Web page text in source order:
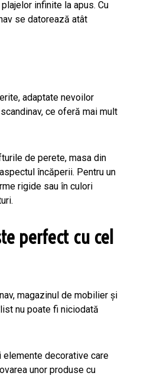
infinite la apus. Cu
se datorează atât
adaptate nevoilor
ce oferă mai mult
de perete, masa din
încăperii. Pentru un
rigide sau în culori
perfect cu cel
magazinul de mobilier și
nu poate fi niciodată
decorative care
unor produse cu